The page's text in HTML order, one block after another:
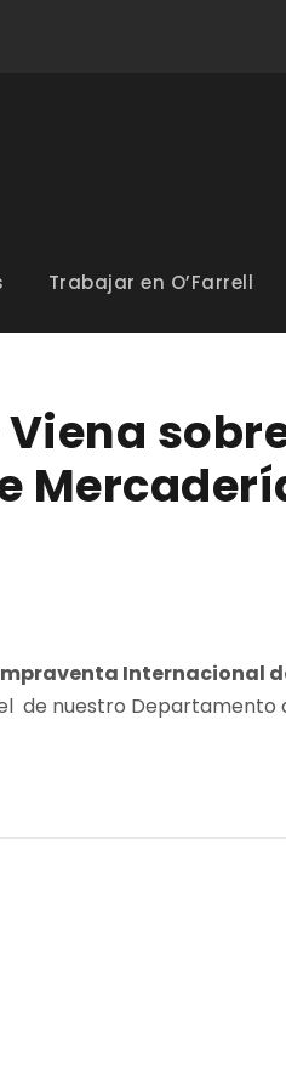
Trabajar en O’Farrell
Viena
Internacional
de nuestro Departamento